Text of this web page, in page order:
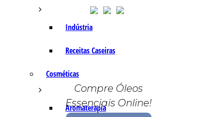
Indústria
Receitas Caseiras
Cosméticas
Aromaterapia
Compre Óleos
Essenciais Online!